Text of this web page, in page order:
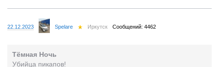
22.12.2023 Spelare Иркутск Сообщений: 4462
Тёмная Ночь
Убийца пикапов!